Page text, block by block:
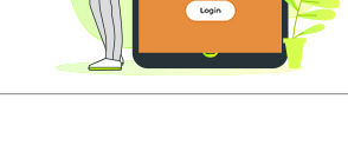
Edison Energia